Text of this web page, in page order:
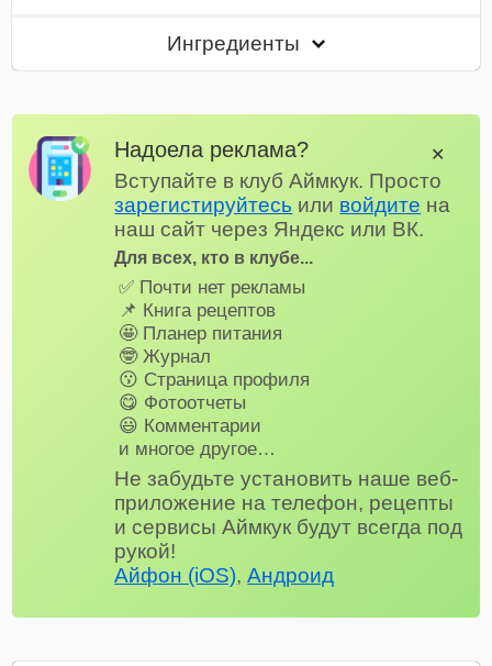
Ингредиенты
Надоела реклама?
Вступайте в клуб Аймкук. Просто
зарегистируйтесь или войдите на
наш сайт через Яндекс или ВК.
Для всех, кто в клубе...
✅ Почти нет рекламы
📌 Книга рецептов
🤩 Планер питания
🤓 Журнал
😗 Страница профиля
😋 Фотоотчеты
😃 Комментарии
и многое другое…
Не забудьте установить наше веб-
приложение на телефон, рецепты
и сервисы Аймкук будут всегда под
рукой!
Айфон (iOS),Андроид
✕